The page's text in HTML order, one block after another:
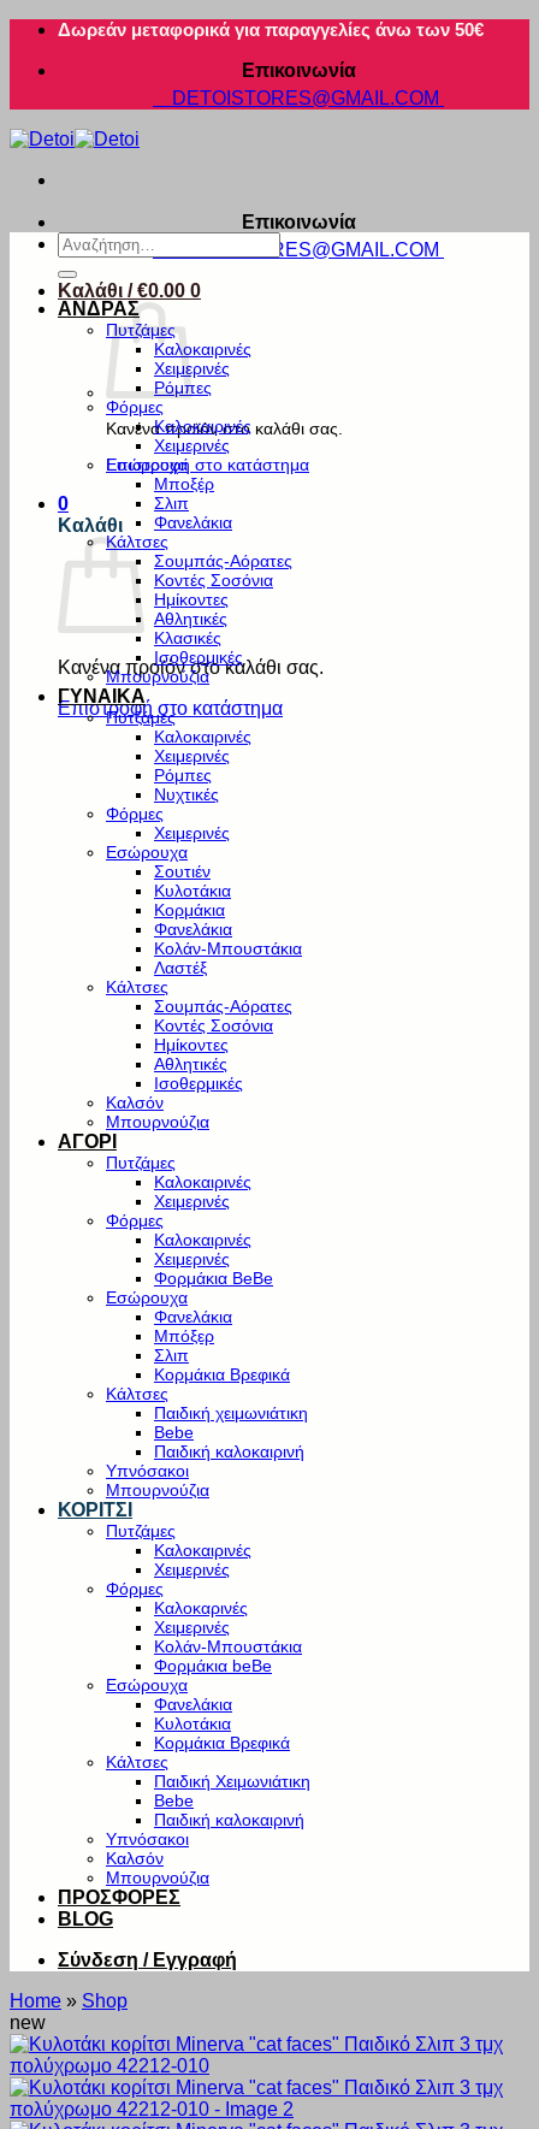
Μετάβαση
περιεχόμενο
Δωρεάν μεταφορικά για παραγγελίες άνω των 50€
Επικοινωνία
DETOISTORES@GMAIL.COM
Επικοινωνία
DETOISTORES@GMAIL.COM
Καλάθι /€0.00 0
Κανένα προϊόν στο καλάθι σας.
Επιστροφή στο κατάστημα
0
Καλάθι
Κανένα προϊόν στο καλάθι σας.
Επιστροφή στο κατάστημα
Αναζήτηση
για:
ΑΝΔΡΑΣ
Πυτζάμες
Καλοκαιρινές
Χειμερινές
Ρόμπες
Φόρμες
Καλοκαιρινές
Χειμερινές
Εσώρουχα
Μποξέρ
Σλιπ
Φανελάκια
Κάλτσες
Σουμπάς-Αόρατες
Κοντές Σοσόνια
Ημίκοντες
Αθλητικές
Κλασικές
Ισοθερμικές
Μπουρνούζια
ΓΥΝΑΙΚΑ
Πυτζάμες
Καλοκαιρινές
Χειμερινές
Ρόμπες
Νυχτικές
Φόρμες
Χειμερινές
Εσώρουχα
Σουτιέν
Κυλοτάκια
Κορμάκια
Φανελάκια
Κολάν-Μπουστάκια
Λαστέξ
Κάλτσες
Σουμπάς-Αόρατες
Κοντές Σοσόνια
Ημίκοντες
Αθλητικές
Ισοθερμικές
Καλσόν
Μπουρνούζια
ΑΓΟΡΙ
Πυτζάμες
Καλοκαιρινές
Χειμερινές
Φόρμες
Καλοκαιρινές
Χειμερινές
Φορμάκια BeBe
Εσώρουχα
Φανελάκια
Μπόξερ
Σλιπ
Κορμάκια Βρεφικά
Κάλτσες
Παιδική χειμωνιάτικη
Bebe
Παιδική καλοκαιρινή
Υπνόσακοι
Μπουρνούζια
ΚΟΡΙΤΣΙ
Πυτζάμες
Καλοκαιρινές
Χειμερινές
Φόρμες
Καλοκαρινές
Χειμερινές
Κολάν-Μπουστάκια
Φορμάκια beBe
Εσώρουχα
Φανελάκια
Κυλοτάκια
Κορμάκια Βρεφικά
Κάλτσες
Παιδική Χειμωνιάτικη
Bebe
Παιδική καλοκαιρινή
Υπνόσακοι
Καλσόν
Μπουρνούζια
ΠΡΟΣΦΟΡΕΣ
BLOG
Σύνδεση / Εγγραφή
Home » Shop
new